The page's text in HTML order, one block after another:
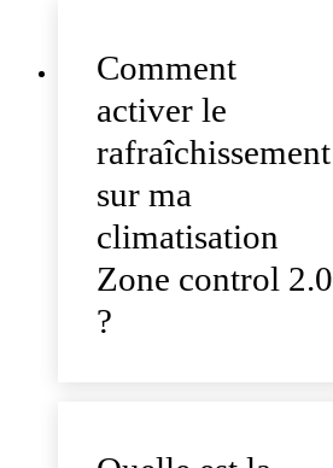
Comment
activer le
rafraîchissement
sur ma
climatisation
Zone control 2.0
?